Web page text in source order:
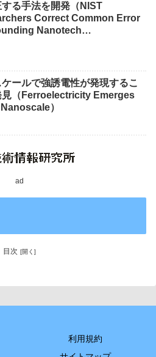
する手法を開発（NIST
Correct Common Error
Nanotech
ールで強誘電性が発現するこ
見（Ferroelectricity Emerges
）
ad
目次
利用規約